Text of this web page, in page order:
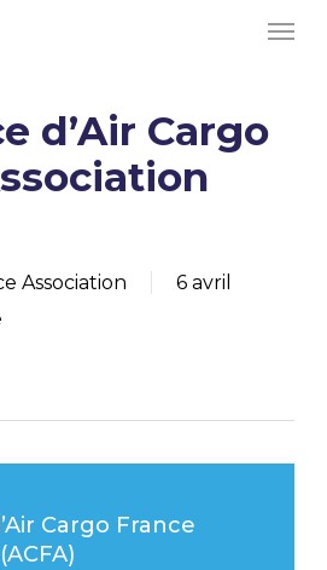
d’Air Cargo
Association
6 avril
Cargo France